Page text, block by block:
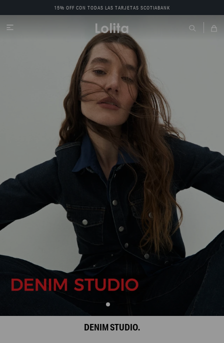
15% OFF CON TODAS LAS TARJETAS SCOTIABANK

DENIM STUDIO.